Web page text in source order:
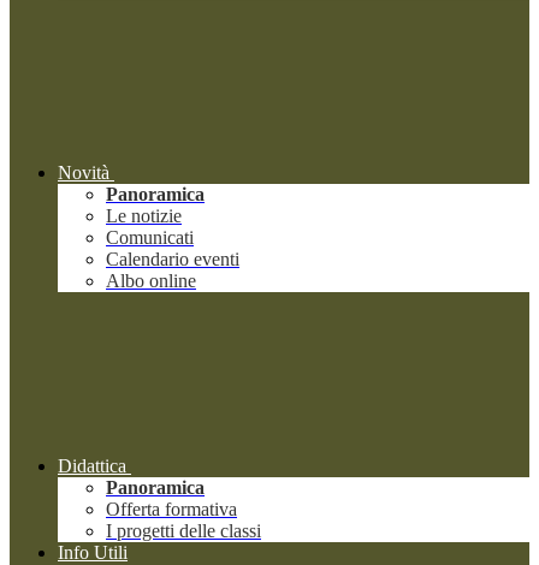
Novità
Panoramica
Le notizie
Comunicati
Calendario eventi
Albo online
Didattica
Panoramica
Offerta formativa
I progetti delle classi
Info Utili